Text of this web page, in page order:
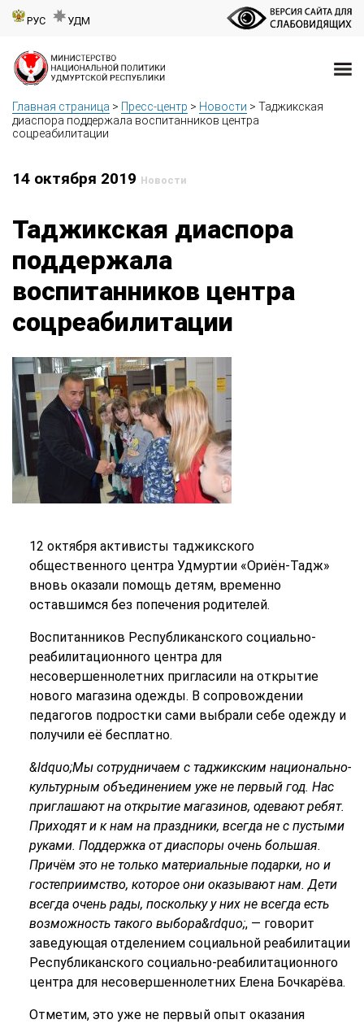
РУС УДМ
Главная страница > Пресс-центр > Новости > Таджикская
диаспора поддержала воспитанников центра
соцреабилитации
14 октября 2019 Новости
Таджикская диаспора
поддержала
воспитанников центра
соцреабилитации
12 октября активисты таджикского
общественного центра Удмуртии «Ориён-Тадж»
вновь оказали помощь детям, временно
оставшимся без попечения родителей.
Воспитанников Республиканского социально-
реабилитационного центра для
несовершеннолетних пригласили на открытие
нового магазина одежды. В сопровождении
педагогов подростки сами выбрали себе одежду и
получили её бесплатно.
&ldquo;Мы сотрудничаем с таджикским национально-
культурным объединением уже не первый год. Нас
приглашают на открытие магазинов, одевают ребят.
Приходят и к нам на праздники, всегда не с пустыми
руками. Поддержка от диаспоры очень большая.
Причём это не только материальные подарки, но и
гостеприимство, которое они оказывают нам. Дети
всегда очень рады, поскольку у них не всегда есть
возможность такого выбора&rdquo;, — говорит
заведующая отделением социальной реабилитации
Республиканского социально-реабилитационного
центра для несовершеннолетних Елена Бочкарёва.
Отметим, это уже не первый опыт оказания